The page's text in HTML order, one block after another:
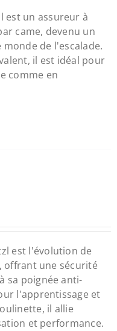
est un assureur à
came, devenu un
de l'escalade.
il est idéal pour
comme en
est l'évolution de
offrant une sécurité
sa poignée anti-
l'apprentissage et
il allie
et performance.